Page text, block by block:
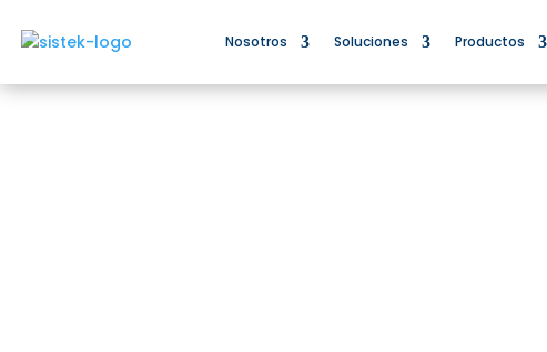
Nosotros Soluciones Productos